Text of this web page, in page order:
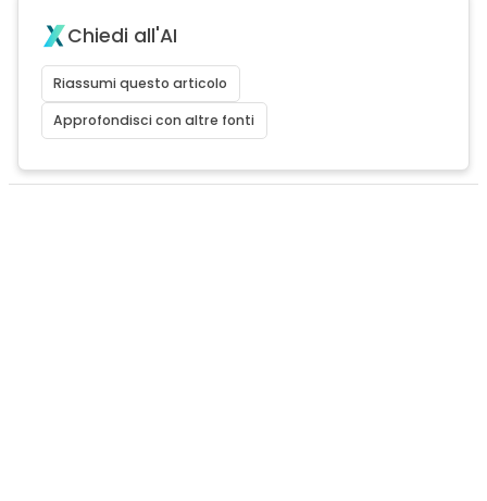
Chiedi all'AI
Riassumi questo articolo
Approfondisci con altre fonti